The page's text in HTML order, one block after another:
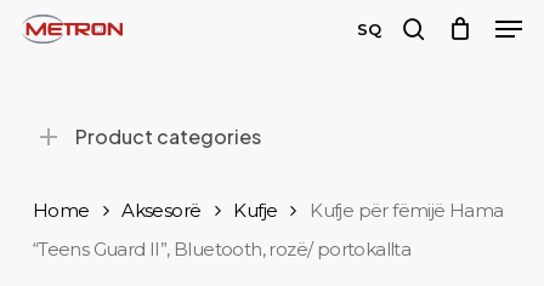
Skip
content
SQ
Product categories
Home Aksesorë Kufje
Kufje për fëmijë Hama
“Teens Guard II”, Bluetooth, rozë/ portokallta